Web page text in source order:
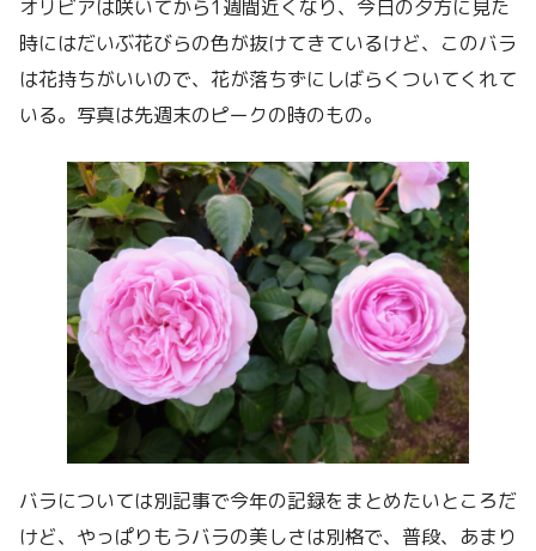
オリビアは咲いてから1週間近くなり、今日の夕方に見た
時にはだいぶ花びらの色が抜けてきているけど、このバラ
は花持ちがいいので、花が落ちずにしばらくついてくれて
いる。写真は先週末のピークの時のもの。
バラについては別記事で今年の記録をまとめたいところだ
けど、やっぱりもうバラの美しさは別格で、普段、あまり